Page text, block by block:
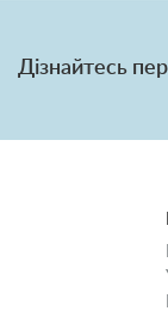
Дізнайтесь